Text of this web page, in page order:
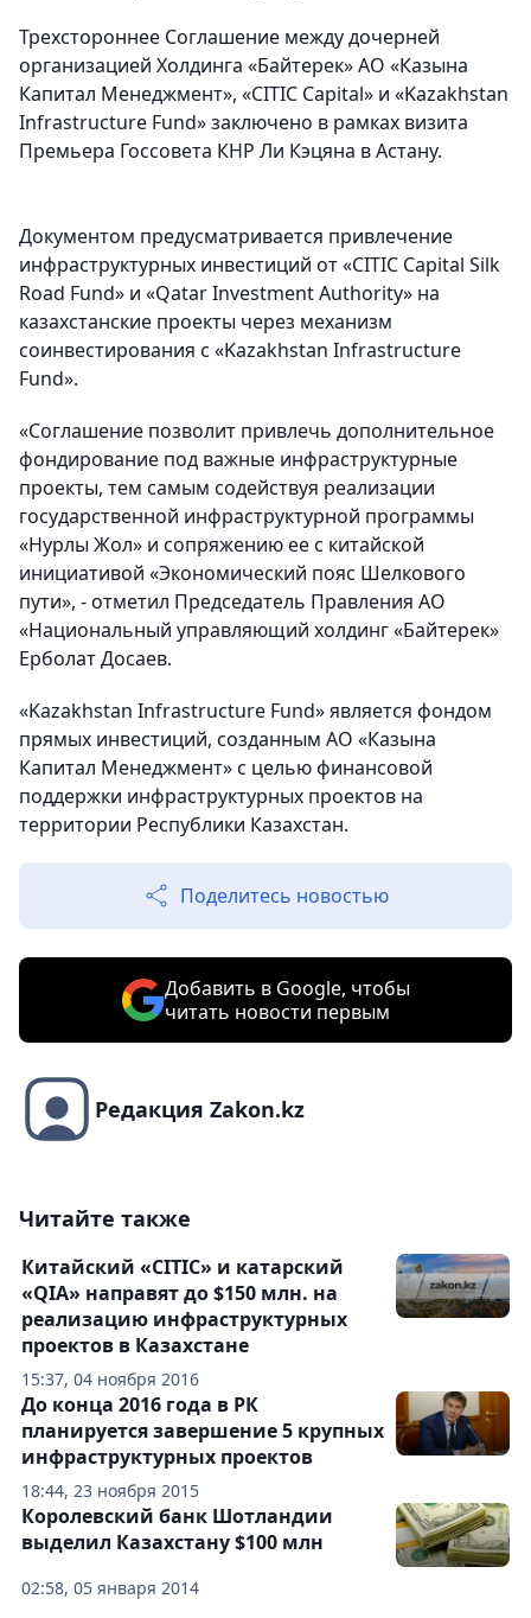
Трехстороннее Соглашение между дочерней
организацией Холдинга «Байтерек» АО «Казына
Капитал Менеджмент», «CITIC Capital» и «Kazakhstan
Infrastructure Fund» заключено в рамках визита
Премьера Госсовета КНР Ли Кэцяна в Астану.
Документом предусматривается привлечение
инфраструктурных инвестиций от «CITIC Capital Silk
Road Fund» и «Qatar Investment Authority» на
казахстанские проекты через механизм
соинвестирования с «Kazakhstan Infrastructure
Fund».
«Соглашение позволит привлечь дополнительное
фондирование под важные инфраструктурные
проекты, тем самым содействуя реализации
государственной инфраструктурной программы
«Нурлы Жол» и сопряжению ее с китайской
инициативой «Экономический пояс Шелкового
пути», - отметил Председатель Правления АО
«Национальный управляющий холдинг «Байтерек»
Ерболат Досаев.
«Kazakhstan Infrastructure Fund» является фондом
прямых инвестиций, созданным АО «Казына
Капитал Менеджмент» с целью финансовой
поддержки инфраструктурных проектов на
территории Республики Казахстан.
Поделитесь новостью
Добавить в Google, чтобы
читать новости первым
Редакция Zakon.kz
Читайте также
15:37, 04 ноября 2016
Китайский «CITIC» и катарский
«QIA» направят до $150 млн. на
реализацию инфраструктурных
проектов в Казахстане
18:44, 23 ноября 2015
До конца 2016 года в РК
планируется завершение 5 крупных
инфраструктурных проектов
02:58, 05 января 2014
Королевский банк Шотландии
выделил Казахстану $100 млн